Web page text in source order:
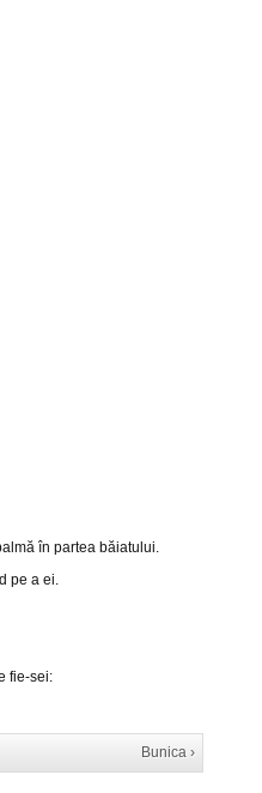
în partea băiatului.
pe a ei.
fie-sei:
Bunica ›